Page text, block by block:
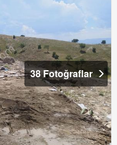
38 Fotoğraflar